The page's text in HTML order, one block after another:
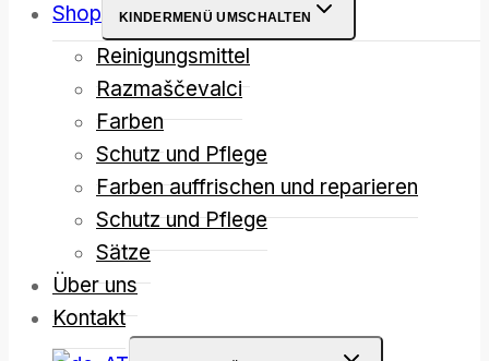
Shop
KINDERMENÜ UMSCHALTEN
Reinigungsmittel
Razmaščevalci
Farben
Schutz und Pflege
Farben auffrischen und reparieren
Schutz und Pflege
Sätze
Über uns
Kontakt